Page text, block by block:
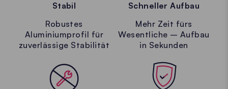
Stabil
Robustes
Aluminiumprofil für
zuverlässige Stabilität
Schneller Aufbau
Mehr Zeit fürs
Wesentliche – Aufbau
in Sekunden